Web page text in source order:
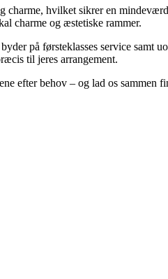
hvilket sikrer en
charme og æstetiske rammer.
på førsteklasses service
til jeres arrangement.
efter behov – og lad os